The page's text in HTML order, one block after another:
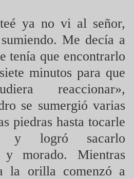
ya no vi al señor,
Me decía a
tenía que encontrarlo
minutos para que
reaccionar»,
se sumergió varias
piedras hasta tocarle
y logró sacarlo
y morado. Mientras
la orilla comenzó a